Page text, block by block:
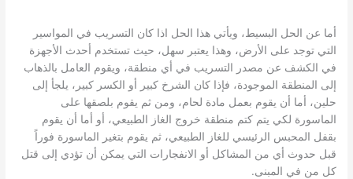
أما عن الحل البسيط، ويأتي هذا الحل اذا كان التسريب في المواسير
التي توجد على الأرض، وهذا يعتبر سهل، حيث تستخدم أحدث الأجهزة
في الكشف عن مصدر التسريب في أي منطقة، ويقوم العامل بالذهاب
إلى المنطقة الموجودة، فإذا كان الشرخ كبير أو الكسر كبير، يلجأ إلى
حلين، أما أن يقوم بعمل مادة لحام، ومن ثم يقوم بلصقها على
الماسورة لكي يتم كتم منطقة خروج الغاز الطبيعي، أو أما أن يقوم
بقفل المحبس الرئيسي للغاز الطبيعي، ثم يقوم بتغير الماسورة فوراً
قبل حدوث أي من المشاكل أو الانفجارات التي يمكن أن تؤدي إلى قتل
كل من في المبنى.